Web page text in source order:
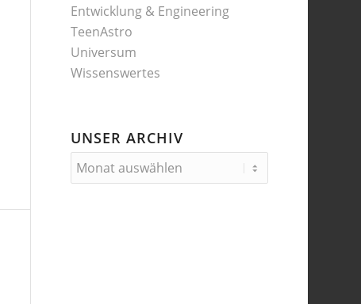
Entwicklung & Engineering
TeenAstro
Universum
Wissenswertes
UNSER ARCHIV